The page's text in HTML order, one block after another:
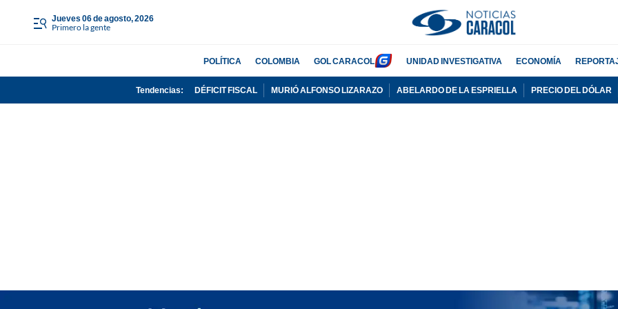
jueves 06 de agosto, 2026
Primero la gente
POLÍTICA COLOMBIA GOL CARACOL UNIDAD INVESTIGATIVA ECONOMÍA
Tendencias: DÉFICIT FISCAL MURIÓ ALFONSO LIZARAZO ABELARDO DE LA ESPRIELLA PRECIO DEL DÓLAR